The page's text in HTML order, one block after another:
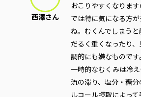
西澤さん
おこりやすくなりま
では特に気になる方
ね。むくんでしまう
だるく重くなったり
調的にも嫌なものです。
一時的なむくみは冷
流の滞り、塩分・糖
ルコール摂取によっ